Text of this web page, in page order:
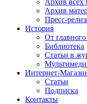
Архив всех
Архив
Пресс-
История
От главного
Библиотека
Статьи в
Интернет-
Статьи
Подписка
Контакты